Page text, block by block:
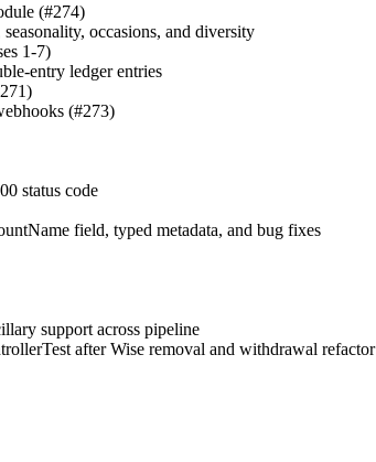
(#274)
occasions, and diversity
1-7)
entry ledger entries
(#273)
status code
field, typed metadata, and bug fixes
support across pipeline
after Wise removal and withdrawal refactor